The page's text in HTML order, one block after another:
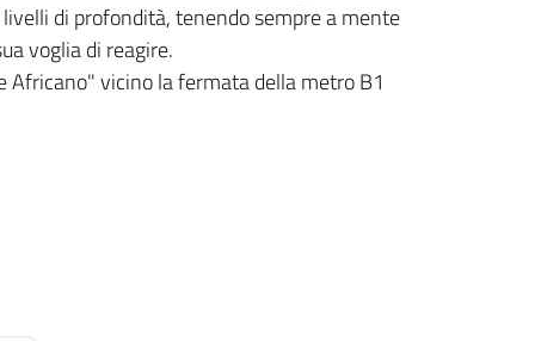
di profondità, tenendo sempre a mente
voglia di reagire.
vicino la fermata della metro B1